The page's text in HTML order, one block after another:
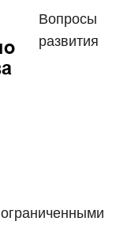
Вопросы
развития